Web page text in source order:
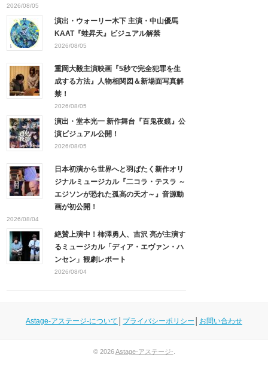
2026/08/05
演出・ウォーリー木下 主演・中山優馬
KAAT『蛙昇天』ビジュアル解禁
2026/08/05
重岡大毅主演映画『5秒で完全犯罪を生
成する方法』人物相関図＆新場面写真解
禁！
2026/08/05
演出・堂本光一 新作舞台『百鬼夜鏡』公
演ビジュアル公開！
2026/08/05
日本初演から世界へと羽ばたく新作オリ
ジナルミュージカル『二コラ・テスラ ～
エジソンが恐れた孤高の天才～』音源動
画が初公開！
2026/08/04
絶賛上演中！柿澤勇人、吉沢 亮が主演す
るミュージカル「ディア・エヴァン・ハ
ンセン」観劇レポート
2026/08/04
Astage-アステージ-について プライバシーポリシー お問い合わせ
© 2026Astage-アステージ-.